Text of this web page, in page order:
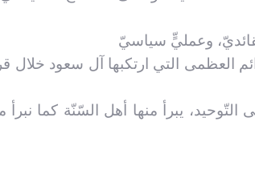
وعمليٍّ سياسيّ
العظمى التي ارتكبها آل سعود خلال
يبرأ منها أهل السّنّة كما نبرأ